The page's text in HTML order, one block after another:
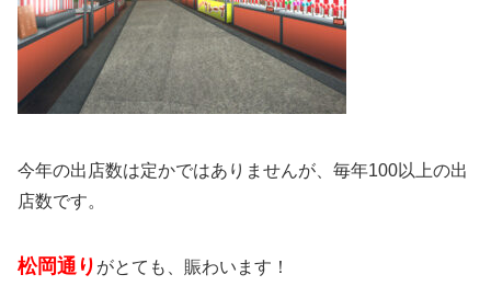
今年の出店数は定かではありませんが、毎年100以上の出
店数です。
松岡通り がとても、賑わいます！